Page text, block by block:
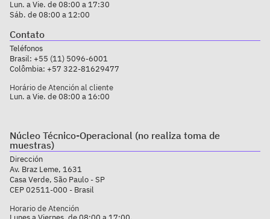
Lun. a Vie. de 08:00 a 17:30
Sáb. de 08:00 a 12:00
Horário de Atención al cliente
Lun. a Vie. de 08:00 a 16:00
Contato
Teléfonos
Brasil: +55 (11) 5096-6001
Colômbia: +57 322-81629477
Núcleo Técnico-Operacional (no realiza toma de
muestras)
Dirección
Av. Braz Leme, 1631
Casa Verde, São Paulo - SP
CEP 02511-000 - Brasil
Horario de Atención